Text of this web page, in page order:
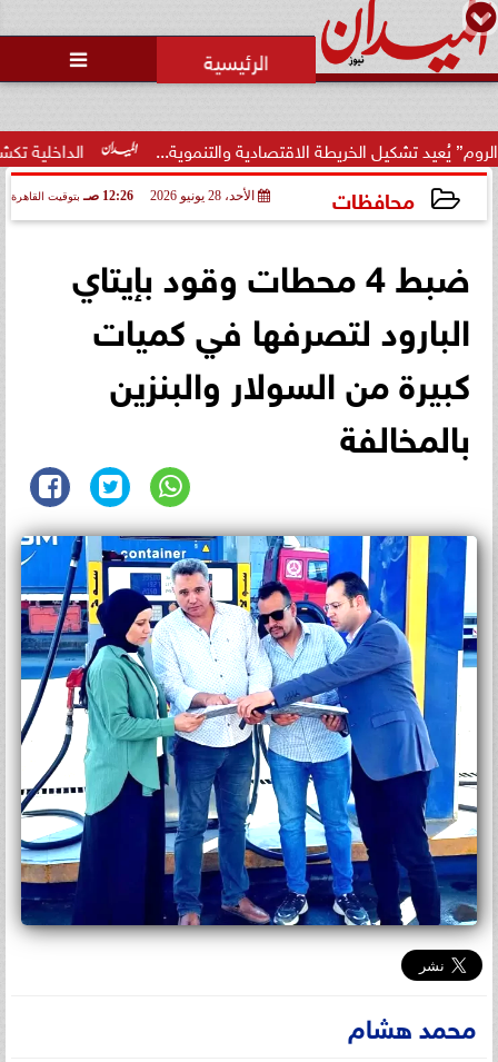

الداخلية تكشف تفاصيل الخريطة الاقتصادية والتنموية...
محافظات الأحد، 28 يونيو 2026 12:26 صـ بتوقيت القاهرة
ضبط 4 محطات وقود بإيتاي
البارود لتصرفها في كميات
كبيرة من السولار والبنزين
بالمخالفة
محمد هشام